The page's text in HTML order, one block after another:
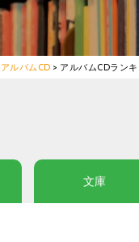
アルバムCD > アルバムCDラン
文庫